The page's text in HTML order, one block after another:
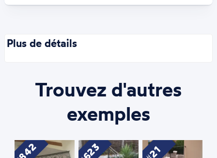
Plus de détails
Trouvez d'autres
exemples
842 623 21